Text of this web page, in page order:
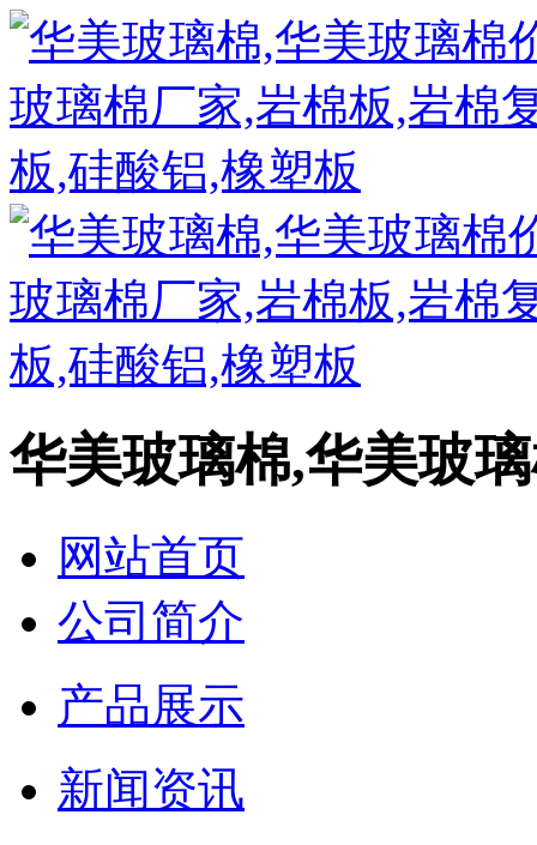
华美玻璃棉,华美玻
网站首页
公司简介
产品展示
新闻资讯